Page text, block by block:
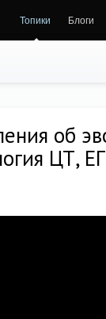
Топики Блоги
об
ЦТ,